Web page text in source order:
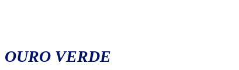
OURO VERDE